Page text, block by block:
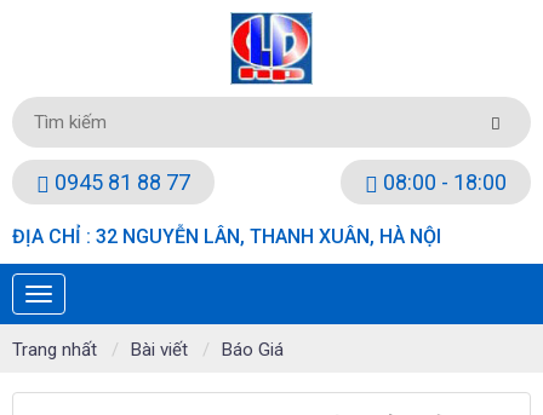
0945 81 88 77 08:00 - 18:00
ĐỊA CHỈ : 32 NGUYỄN LÂN, THANH XUÂN, HÀ NỘI
Trang nhất Bài viết Báo Giá